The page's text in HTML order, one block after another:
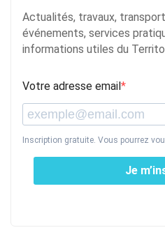
Actualités, travaux,
événements, services
informations utiles du
Votre adresse email
Inscription gratuite. Vous pourrez
Je